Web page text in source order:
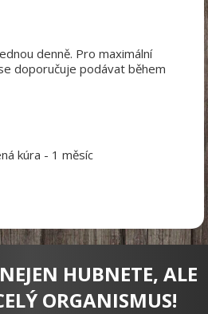
denně. Pro maximální
doporučuje podávat během
kúra - 1 měsíc
HUBNETE, ALE
ORGANISMUS!